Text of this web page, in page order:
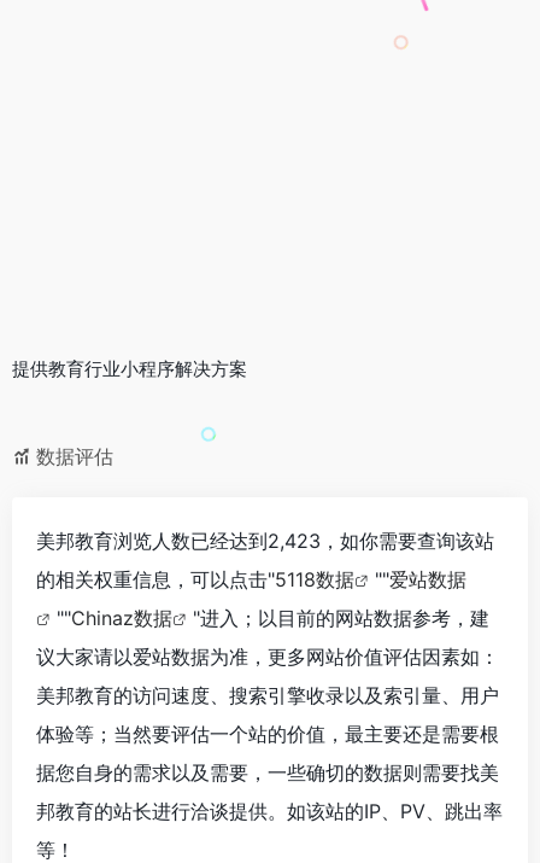
提供教育行业小程序解决方案
数据评估
美邦教育浏览人数已经达到2,423，如你需要查询该站
的相关权重信息，可以点击"5118数据 ""爱站数据
""Chinaz数据
"进入；以目前的网站数据参考，建
议大家请以爱站数据为准，更多网站价值评估因素如：
美邦教育的访问速度、搜索引擎收录以及索引量、用户
体验等；当然要评估一个站的价值，最主要还是需要根
据您自身的需求以及需要，一些确切的数据则需要找美
邦教育的站长进行洽谈提供。如该站的IP、PV、跳出率
等！